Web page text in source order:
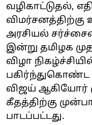
வழிகாட்டுதல்,
விமர்சனத்திற்கு
அரசியல்
இன்று தமிழக
விழா
பகிர்ந்துகொண்ட
விஜய் ஆகியோர்
கீதத்திற்கு
பாடப்பட்டது.